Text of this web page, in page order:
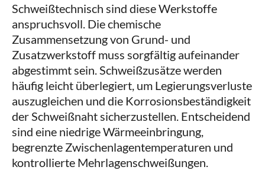
Schweißtechnisch sind diese Werkstoffe
anspruchsvoll. Die chemische
Zusammensetzung von Grund- und
Zusatzwerkstoff muss sorgfältig aufeinander
abgestimmt sein. Schweißzusätze werden
häufig leicht überlegiert, um Legierungsverluste
auszugleichen und die Korrosionsbeständigkeit
der Schweißnaht sicherzustellen. Entscheidend
sind eine niedrige Wärmeeinbringung,
begrenzte Zwischenlagentemperaturen und
kontrollierte Mehrlagenschweißungen.